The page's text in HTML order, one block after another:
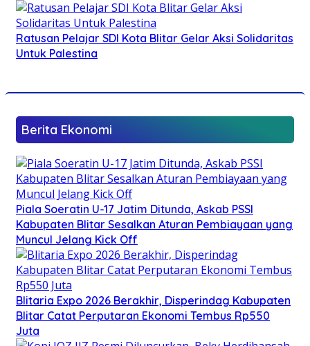
Ratusan Pelajar SDI Kota Blitar Gelar Aksi Solidaritas
Untuk Palestina
Berita Ekonomi
Piala Soeratin U-17 Jatim Ditunda, Askab PSSI
Kabupaten Blitar Sesalkan Aturan Pembiayaan yang
Muncul Jelang Kick Off
Blitaria Expo 2026 Berakhir, Disperindag Kabupaten
Blitar Catat Perputaran Ekonomi Tembus Rp550
Juta